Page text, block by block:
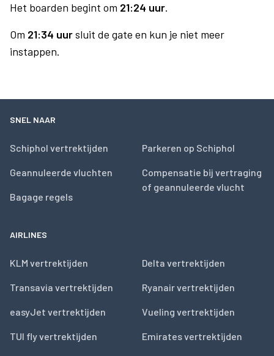
Het boarden begint om 21:24 uur.
Om 21:34 uursluit de gate en kun je niet meer
instappen.
SNEL NAAR
Schiphol vertrektijden
Geannuleerde vluchten
Bagage regels
Parkeren op Schiphol
Compensatie bij vertraging
of geannuleerde vlucht
AIRLINES
KLM vertrektijden
Transavia vertrektijden
easyJet vertrektijden
TUI fly vertrektijden
Delta vertrektijden
Ryanair vertrektijden
Vueling vertrektijden
Emirates vertrektijden